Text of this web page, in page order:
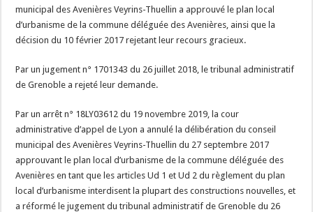
municipal des Avenières Veyrins-Thuellin a approuvé le plan local
d’urbanisme de la commune déléguée des Avenières, ainsi que la
décision du 10 février 2017 rejetant leur recours gracieux.
Par un jugement n° 1701343 du 26 juillet 2018, le tribunal administratif
de Grenoble a rejeté leur demande.
Par un arrêt n° 18LY03612 du 19 novembre 2019, la cour
administrative d’appel de Lyon a annulé la délibération du conseil
municipal des Avenières Veyrins-Thuellin du 27 septembre 2017
approuvant le plan local d’urbanisme de la commune déléguée des
Avenières en tant que les articles Ud 1 et Ud 2 du règlement du plan
local d’urbanisme interdisent la plupart des constructions nouvelles, et
a réformé le jugement du tribunal administratif de Grenoble du 26